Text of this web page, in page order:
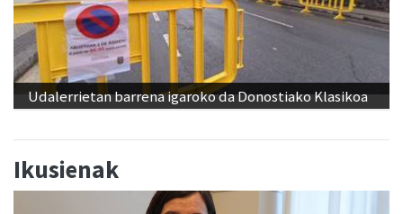
Udalerrietan barrena igaroko da Donostiako Klasikoa
Ikusienak